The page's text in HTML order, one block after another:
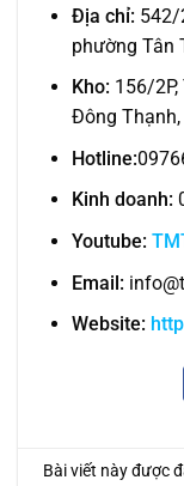
Địa chỉ: 542/
phường Tân
Kho: 156/
Đông
Hotline:
Kinh doanh:
Youtube:
Email:
Website:
Bài viết này được